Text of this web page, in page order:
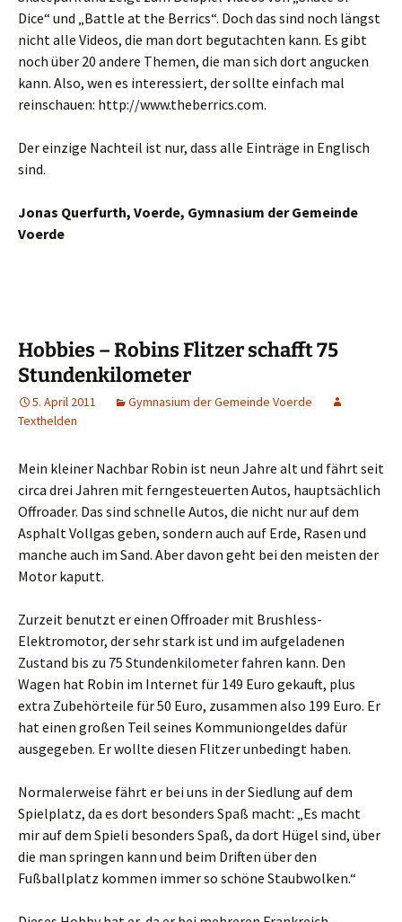
Dice“ und „Battle at the Berrics“. Doch das sind noch längst
nicht alle Videos, die man dort begutachten kann. Es gibt
noch über 20 andere Themen, die man sich dort angucken
kann. Also, wen es interessiert, der sollte einfach mal
reinschauen: http://www.theberrics.com.
Der einzige Nachteil ist nur, dass alle Einträge in Englisch
sind.
Jonas Querfurth, Voerde, Gymnasium der Gemeinde
Voerde
Hobbies – Robins Flitzer schafft 75
Stundenkilometer
5. April 2011
Gymnasium der Gemeinde Voerde
Texthelden
Mein kleiner Nachbar Robin ist neun Jahre alt und fährt seit
circa drei Jahren mit ferngesteuerten Autos, hauptsächlich
Offroader. Das sind schnelle Autos, die nicht nur auf dem
Asphalt Vollgas geben, sondern auch auf Erde, Rasen und
manche auch im Sand. Aber davon geht bei den meisten der
Motor kaputt.
Zurzeit benutzt er einen Offroader mit Brushless-
Elektromotor, der sehr stark ist und im aufgeladenen
Zustand bis zu 75 Stundenkilometer fahren kann. Den
Wagen hat Robin im Internet für 149 Euro gekauft, plus
extra Zubehörteile für 50 Euro, zusammen also 199 Euro. Er
hat einen großen Teil seines Kommuniongeldes dafür
ausgegeben. Er wollte diesen Flitzer unbedingt haben.
Normalerweise fährt er bei uns in der Siedlung auf dem
Spielplatz, da es dort besonders Spaß macht: „Es macht
mir auf dem Spieli besonders Spaß, da dort Hügel sind, über
die man springen kann und beim Driften über den
Fußballplatz kommen immer so schöne Staubwolken.“